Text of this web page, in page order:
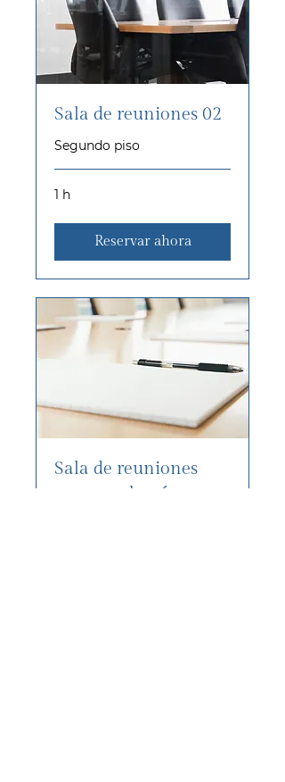
Sala de reuniones 02
Segundo piso
1 h
Reservar ahora
Sala de reuniones
con membresía